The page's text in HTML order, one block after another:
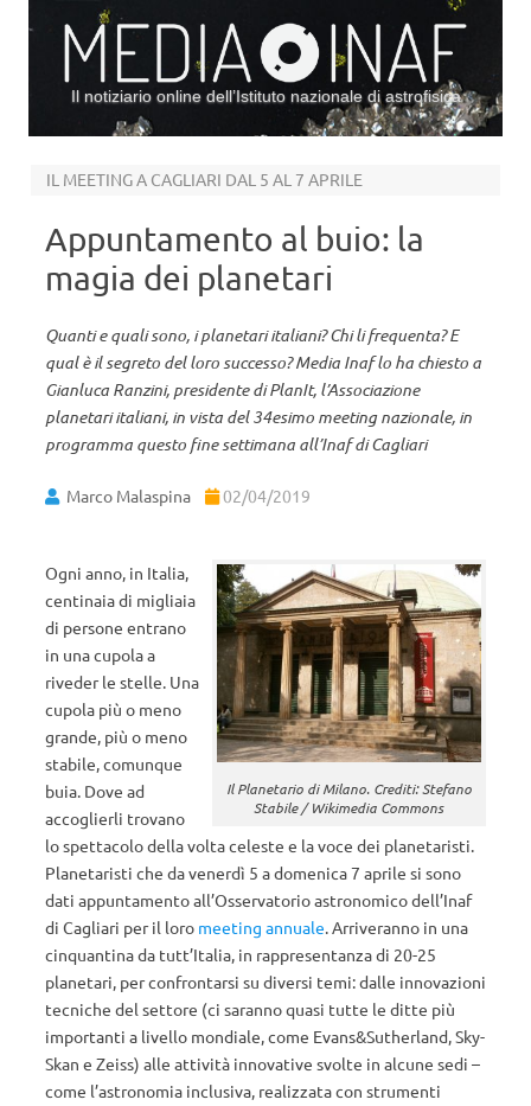
Il notiziario online dell’Istituto nazionale di astrofisica
IL MEETING A CAGLIARI DAL 5 AL 7 APRILE
Appuntamento al buio: la
magia dei planetari
Quanti e quali sono, i planetari italiani? Chi li frequenta? E
qual è il segreto del loro successo? Media Inaf lo ha chiesto a
Gianluca Ranzini, presidente di PlanIt, l’Associazione
planetari italiani, in vista del 34esimo meeting nazionale, in
programma questo fine settimana all’Inaf di Cagliari
Marco Malaspina 02/04/2019
Il Planetario di Milano. Crediti: Stefano
Stabile / Wikimedia Commons
Ogni anno, in Italia,
centinaia di migliaia
di persone entrano
in una cupola a
riveder le stelle. Una
cupola più o meno
grande, più o meno
stabile, comunque
buia. Dove ad
accoglierli trovano
lo spettacolo della volta celeste e la voce dei planetaristi.
Planetaristi che da venerdì 5 a domenica 7 aprile si sono
dati appuntamento all’Osservatorio astronomico dell’Inaf
di Cagliari per il loro meeting annuale. Arriveranno in una
cinquantina da tutt’Italia, in rappresentanza di 20-25
planetari, per confrontarsi su diversi temi: dalle innovazioni
tecniche del settore (ci saranno quasi tutte le ditte più
importanti a livello mondiale, come Evans&Sutherland, Sky-
Skan e Zeiss) alle attività innovative svolte in alcune sedi –
come l’astronomia inclusiva, realizzata con strumenti